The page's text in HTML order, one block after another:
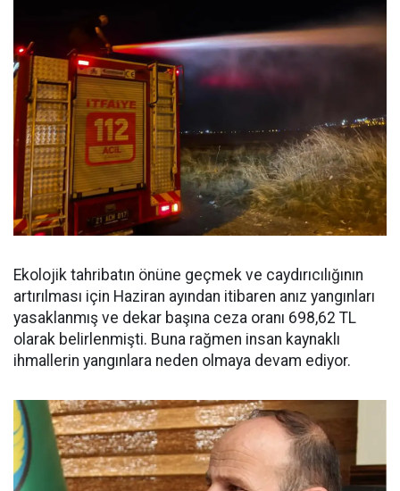
Ekolojik tahribatın önüne geçmek ve caydırıcılığının
artırılması için Haziran ayından itibaren anız yangınları
yasaklanmış ve dekar başına ceza oranı 698,62 TL
olarak belirlenmişti. Buna rağmen insan kaynaklı
ihmallerin yangınlara neden olmaya devam ediyor.